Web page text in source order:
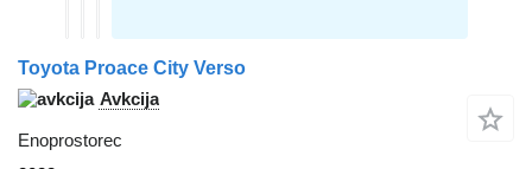
Toyota Proace City Verso
Avkcija
Enoprostorec